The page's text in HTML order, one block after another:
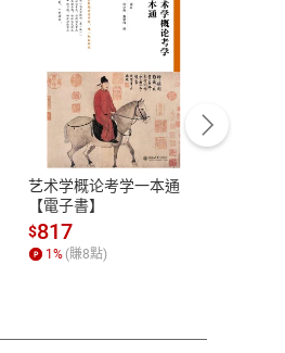
週五 10:00-12:00、
假日及例假日休息)
艺术学概论考学一本通
【電子書】
$817
1% (賺8點)